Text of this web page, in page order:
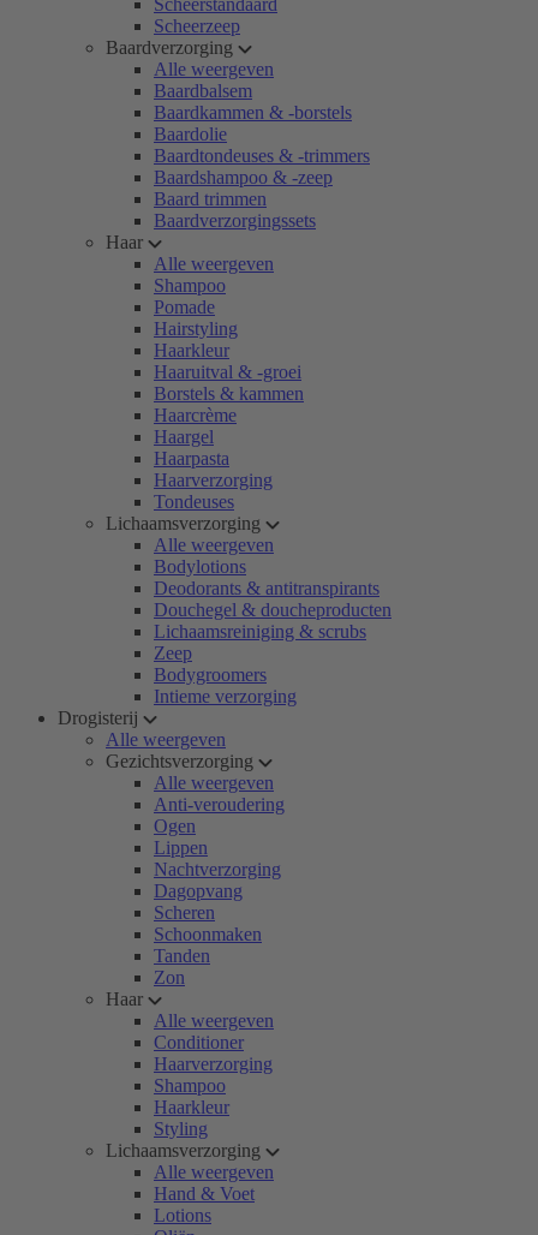
Scheerstandaard
Scheerzeep
Baardverzorging
Alle weergeven
Baardbalsem
Baardkammen & -borstels
Baardolie
Baardtondeuses & -trimmers
Baardshampoo & -zeep
Baard trimmen
Baardverzorgingssets
Haar
Alle weergeven
Shampoo
Pomade
Hairstyling
Haarkleur
Haaruitval & -groei
Borstels & kammen
Haarcrème
Haargel
Haarpasta
Haarverzorging
Tondeuses
Lichaamsverzorging
Alle weergeven
Bodylotions
Deodorants & antitranspirants
Douchegel & doucheproducten
Lichaamsreiniging & scrubs
Zeep
Bodygroomers
Intieme verzorging
Drogisterij
Alle weergeven
Gezichtsverzorging
Alle weergeven
Anti-veroudering
Ogen
Lippen
Nachtverzorging
Dagopvang
Scheren
Schoonmaken
Tanden
Zon
Haar
Alle weergeven
Conditioner
Haarverzorging
Shampoo
Haarkleur
Styling
Lichaamsverzorging
Alle weergeven
Hand & Voet
Lotions